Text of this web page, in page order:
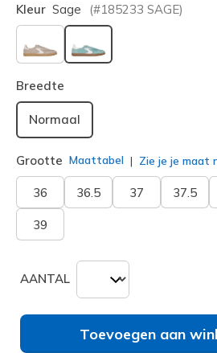
Kleur Sage (#185233 SAGE)
geselecteerd
Breedte
Normaal
Grootte Maattabel Zie je je maat
36 36.5 37 37.5
39
AANTAL
Toevoegen aan